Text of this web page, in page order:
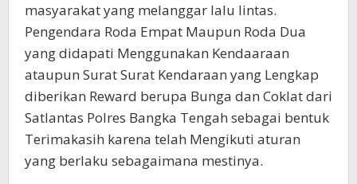
masyarakat yang melanggar lalu lintas.
Pengendara Roda Empat Maupun Roda Dua
yang didapati Menggunakan Kendaaraan
ataupun Surat Surat Kendaraan yang Lengkap
diberikan Reward berupa Bunga dan Coklat dari
Satlantas Polres Bangka Tengah sebagai bentuk
Terimakasih karena telah Mengikuti aturan
yang berlaku sebagaimana mestinya.